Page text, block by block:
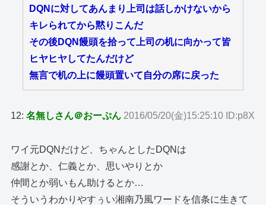
DQNに対してあんまり上司は話しかけないから
キレられてから黙りこんだ
その後DQN饅頭を拾って上司の机に向かって皆
ヒヤヒヤしてたんだけど
無言で机の上に饅頭置いて自分の席に戻った
12:名無しさん＠おーぷん 2016/05/20(金)15:25:10 ID:p8X
ワイ元DQNだけど、ちゃんとしたDQNは
感謝とか、仁義とか、思いやりとか
仲間とか弱いもん助けるとか…
そういうわかりやすぅい湘南乃風ワードを信条に生きて